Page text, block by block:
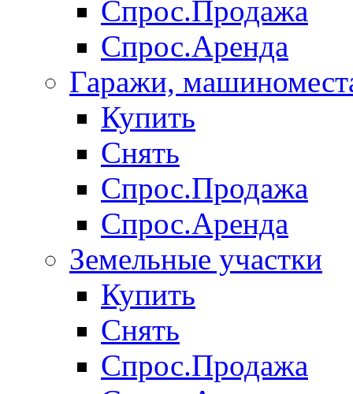
Спрос.Продажа
Спрос.Аренда
Гаражи,
Купить
Снять
Спрос.Продажа
Спрос.Аренда
Земельные участки
Купить
Снять
Спрос.Продажа